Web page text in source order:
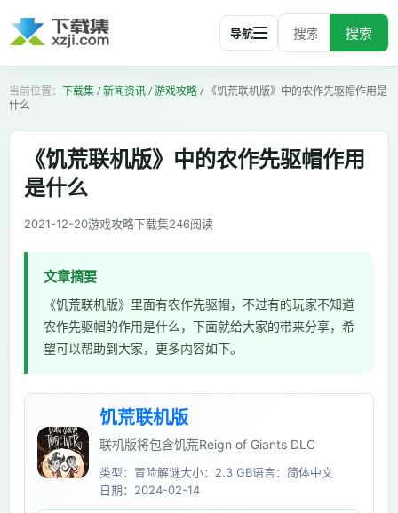
搜索
导航
下载集/新闻资讯/游戏攻略/ 《饥荒联机版》中的农作先驱帽作用是
什么
《饥荒联机版》中的农作先驱帽作用
是什么
2021-12-20游戏攻略下载集246阅读
文章摘要
《饥荒联机版》里面有农作先驱帽，不过有的玩家不知道
农作先驱帽的作用是什么，下面就给大家的带来分享，希
望可以帮助到大家，更多内容如下。
饥荒联机版
联机版将包含饥荒Reign of Giants DLC
类型：冒险解谜大小：2.3 GB语言：简体中文
日期：2024-02-14